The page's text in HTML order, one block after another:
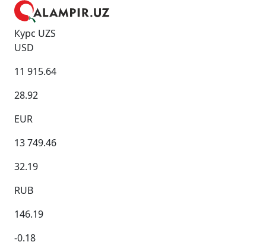
Курс UZS
USD
11 915.64
28.92
EUR
13 749.46
32.19
RUB
146.19
-0.18